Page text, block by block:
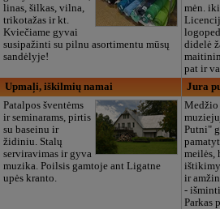
linas, šilkas, vilna,
trikotažas ir kt.
Kviečiame gyvai
susipažinti su pilnu asortimentu mūsų
sandėlyje!
mėn. iki
didelė
pat ir
Upmaļi, iškilmių namai
Patalpos šventėms
ir seminarams, pirtis
su baseinu ir
židiniu. Stalų
serviravimas ir gyva
muzika. Poilsis gamtoje ant Ligatne
upės kranto.
Jura
Medžio
Putni"
meilės,
ir
-
Parkas